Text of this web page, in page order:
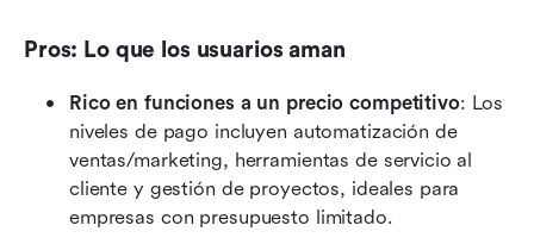
Pros: Lo que los usuarios aman
Rico en funciones a un precio competitivo: Los
niveles de pago incluyen automatización de
ventas/marketing, herramientas de servicio al
cliente y gestión de proyectos, ideales para
empresas con presupuesto limitado.